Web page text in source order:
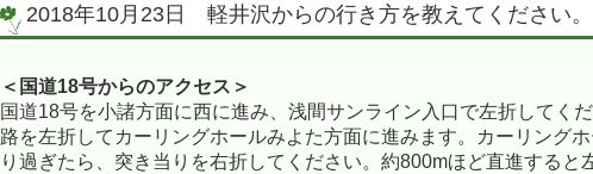
2018年10月23日 軽井沢からの行き方を教えてください。
＜国道18号からのアクセス＞
国道18号を小諸方面に西に進み、浅間サンライン入口で左折してく
路を左折してカーリングホールみよた方面に進みます。カーリング
り過ぎたら、突き当りを右折してください。約800mほど直進すると